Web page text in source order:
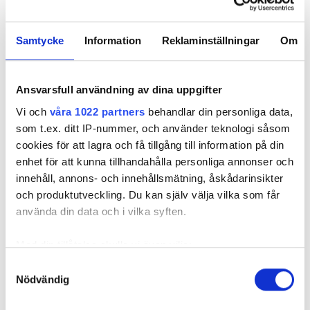
Samtycke Information Reklaminställningar Om
Ansvarsfull användning av dina uppgifter
Vi och våra 1022 partners behandlar din personliga data,
som t.ex. ditt IP-nummer, och använder teknologi såsom
cookies för att lagra och få tillgång till information på din
enhet för att kunna tillhandahålla personliga annonser och
innehåll, annons- och innehållsmätning, åskådarinsikter
och produktutveckling. Du kan själv välja vilka som får
använda din data och i vilka syften.
Med din tillåtelse skulle vi även vilja:
som kan ha en noggrannhet på upp till flera meter
Nödvändig
VÄRMEPUMPEN
EXPERTEN SVARAR:
ÄR DET VÄRT ATT SATSA PÅ EN PANCAKE TILL
solsken kan luft-luftvärmepumpen börja ge
oönskad kyla under värme-säsongen om den står i
autoläge för driftfallet (som inte ska förväxlas med
flykthastighetens autoläge), förklarar Peter Falk.
– Det vill man absolut inte ha, då vill man ju hellre
ackumulera den överflödiga värmen.
egentligen endast önskar kyla från maskinen.